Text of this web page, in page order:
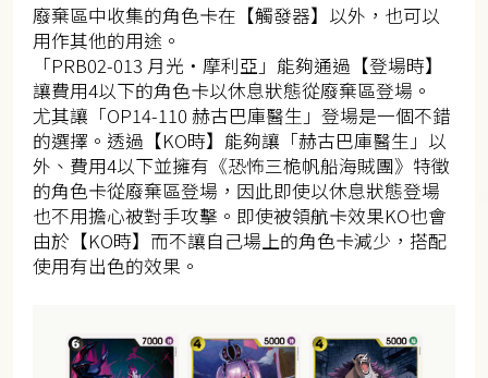
廢棄區中收集的角色卡在【觸發器】以外，也可以
用作其他的用途。
「PRB02-013 月光・摩利亞」能夠通過【登場時】
讓費用4以下的角色卡以休息狀態從廢棄區登場。
尤其讓「OP14-110 赫古巴庫醫生」登場是一個不錯
的選擇。透過【KO時】能夠讓「赫古巴庫醫生」以
外、費用4以下並擁有《恐怖三桅帆船海賊團》特徵
的角色卡從廢棄區登場，因此即使以休息狀態登場
也不用擔心被對手攻擊。即使被領航卡效果KO也會
由於【KO時】而不讓自己場上的角色卡減少，搭配
使用有出色的效果。